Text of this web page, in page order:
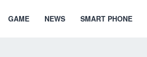
GAME NEWS SMART PHONE